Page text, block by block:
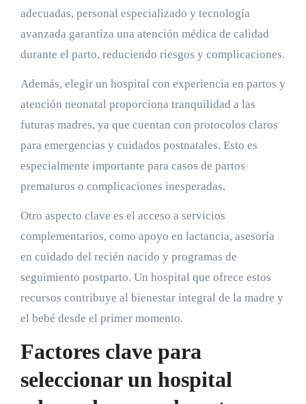
adecuadas, personal especializado y tecnología
avanzada garantiza una atención médica de calidad
durante el parto, reduciendo riesgos y complicaciones.
Además, elegir un hospital con experiencia en partos y
atención neonatal proporciona tranquilidad a las
futuras madres, ya que cuentan con protocolos claros
para emergencias y cuidados postnatales. Esto es
especialmente importante para casos de partos
prematuros o complicaciones inesperadas.
Otro aspecto clave es el acceso a servicios
complementarios, como apoyo en lactancia, asesoría
en cuidado del recién nacido y programas de
seguimiento postparto. Un hospital que ofrece estos
recursos contribuye al bienestar integral de la madre y
el bebé desde el primer momento.
Factores clave para
seleccionar un hospital